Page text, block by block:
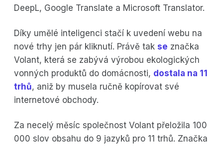
DeepL, Google Translate a Microsoft Translator.
Díky umělé inteligenci stačí k uvedení webu na
nové trhy jen pár kliknutí. Právě tak se značka
Volant, která se zabývá výrobou ekologických
vonných produktů do domácnosti, dostala na 11
trhů, aniž by musela ručně kopírovat své
internetové obchody.
Za necelý měsíc společnost Volant přeložila 100
000 slov obsahu do 9 jazyků pro 11 trhů. Značka